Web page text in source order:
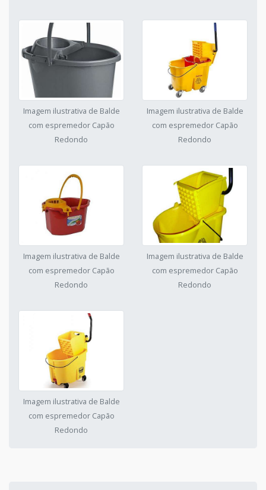
Imagem ilustrativa de Balde
com espremedor Capão
Redondo
Imagem ilustrativa de Balde
com espremedor Capão
Redondo
Imagem ilustrativa de Balde
com espremedor Capão
Redondo
Imagem ilustrativa de Balde
com espremedor Capão
Redondo
Imagem ilustrativa de Balde
com espremedor Capão
Redondo